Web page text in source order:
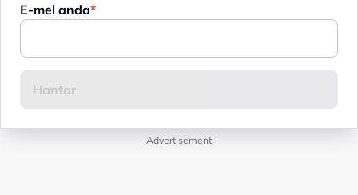
E-mel anda
Advertisement